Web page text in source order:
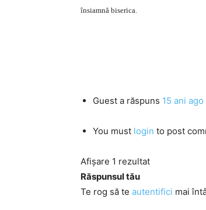
însiamnă biserica.
Guest a răspuns 15 ani ago
You must login to post
Afișare 1 rezultat
Răspunsul tău
Te rog să te autentifici mai